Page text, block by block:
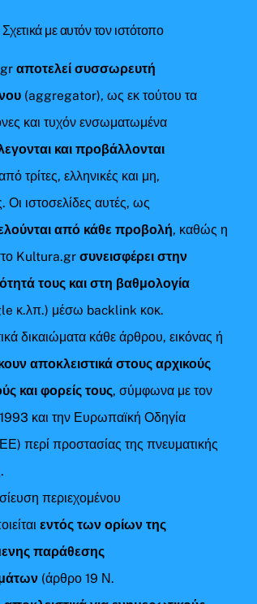
Σχετικά με αυτόν τον ιστότοπο
αποτελεί συσσωρευτή
(aggregator), ως εκ τούτου τα
και τυχόν ενσωματωμένα
και προβάλλονται
τρίτες, ελληνικές και μη,
Οι ιστοσελίδες αυτές, ως
από κάθε προβολή, καθώς η
Kultura.gr συνεισφέρει στην
τους και στη βαθμολογία
κ.λπ.) μέσω backlink κοκ.
δικαιώματα κάθε άρθρου, εικόνας ή
αποκλειστικά στους αρχικούς
και φορείς τους, σύμφωνα με τον
και την Ευρωπαϊκή Οδηγία
περί προστασίας της πνευματικής
περιεχομένου
εντός των ορίων της
παράθεσης
(άρθρο 19 Ν.